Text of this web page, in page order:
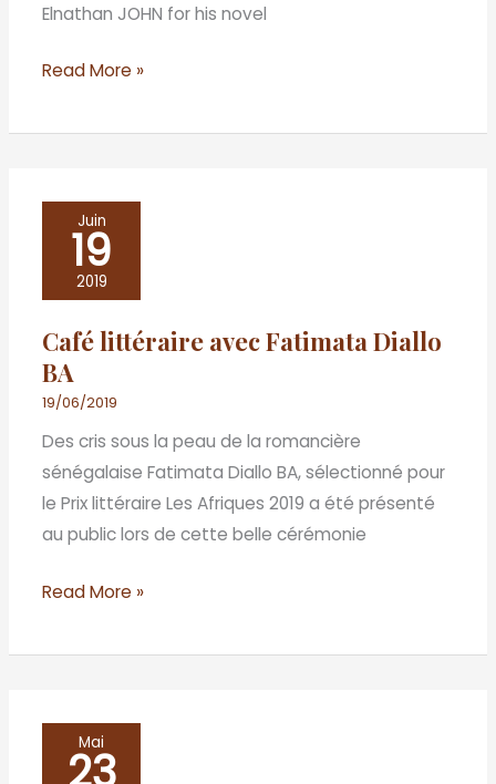
Elnathan JOHN for his novel
Read More »
Juin
19
2019
Café littéraire avec Fatimata Diallo
BA
19/06/2019
Des cris sous la peau de la romancière
sénégalaise Fatimata Diallo BA, sélectionné pour
le Prix littéraire Les Afriques 2019 a été présenté
au public lors de cette belle cérémonie
Café
littéraire
avec
Diallo
BA
Read More »
Mai
L’écrivain